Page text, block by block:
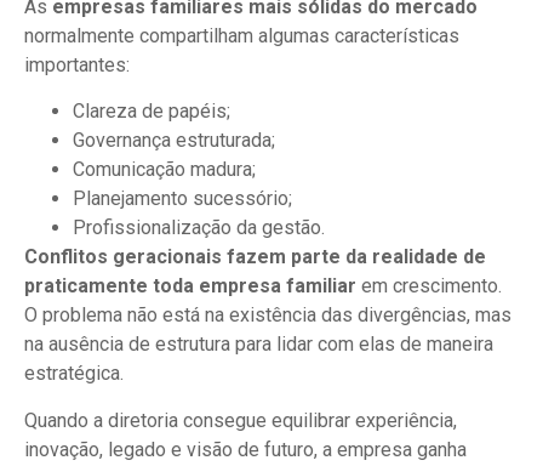
As empresas familiares mais sólidas do mercado
normalmente compartilham algumas características
importantes:
Clareza de papéis;
Governança estruturada;
Comunicação madura;
Planejamento sucessório;
Profissionalização da gestão.
Conflitos geracionais fazem parte da realidade de
praticamente toda empresa familiar em crescimento.
O problema não está na existência das divergências, mas
na ausência de estrutura para lidar com elas de maneira
estratégica.
Quando a diretoria consegue equilibrar experiência,
inovação, legado e visão de futuro, a empresa ganha